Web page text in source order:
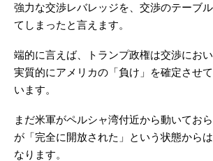
強力な交渉レバレッジを、交渉のテーブ
てしまったと言えます。
端的に言えば、トランプ政権は交渉におい
実質的にアメリカの「負け」を確定させ
います。
まだ米軍がペルシャ湾付近から動いてお
が「完全に開放された」という状態から
なります。